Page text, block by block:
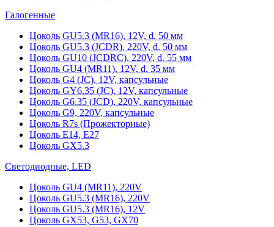
Галогенные
Цоколь GU5.3 (MR16), 12V, d. 50 мм
Цоколь GU5.3 (JCDR), 220V, d. 50 мм
Цоколь GU10 (JCDRC), 220V, d. 55 мм
Цоколь GU4 (MR11), 12V, d. 35 мм
Цоколь G4 (JC), 12V, капсульные
Цоколь GY6.35 (JC), 12V, капсульные
Цоколь G6.35 (JCD), 220V, капсульные
Цоколь G9, 220V, капсульные
Цоколь R7s (Прожекторные)
Цоколь E14, E27
Цоколь GX5.3
Светодиодные, LED
Цоколь GU4 (MR11), 220V
Цоколь GU5.3 (MR16), 220V
Цоколь GU5.3 (MR16), 12V
Цоколь GX53, G53, GX70